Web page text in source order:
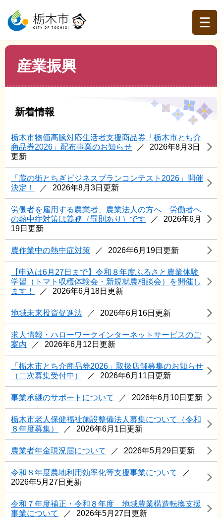
ー
の
先
ニ
ー
を
現在地
トップページ >分類でさがす
産業振興
新着情報
栃木市物価高騰対応生活者支援商品券「栃木市とち介
商品券2026」配布事業のお知らせ
2026年8月3日
更新
「蔵の街とちぎビジネスプランコンテスト2026」開催
決定！
2026年8月3日更新
労働者を雇用する農業者、農業法人の方へ 労働者へ
の熱中症対策は義務（罰則あり）です
2026年6月
19日更新
農作業中の熱中症対策 2026年6月19日更新
【申込は6月27日まで】令和８年度ふるさと農業体験
学習（トマト収穫体験会・新規就農相談会）を開催し
ます！
2026年6月18日更新
地域未来投資促進法 2026年6月16日更新
求人情報・ハローワークインターネットサービスのご
案内
2026年6月12日更新
「栃木市とち介商品券2026」取扱店舗募集のお知らせ
（二次募集受付中）
2026年6月11日更新
事業承継のサポートについて 2026年6月10日更新
栃木市老人保健福祉施設整備法人募集について（令和
８年度募集）
2026年6月1日更新
農業者年金現況届について 2026年5月29日更新
令和８年度農地利用効率化等支援事業について
2026年5月27日更新
令和７年度補正・令和８年度 地域農業構造転換支援
事業について
2026年5月27日更新